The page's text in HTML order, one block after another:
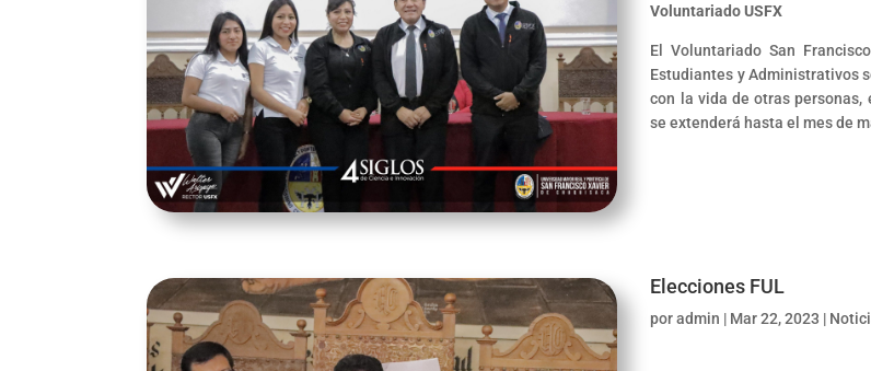
Voluntariado USFX
El Voluntariado San
Estudiantes y Administrativos
con la vida de otras personas,
se extenderá hasta el mes de
Elecciones FUL
poradmin | Mar 22, 2023 |